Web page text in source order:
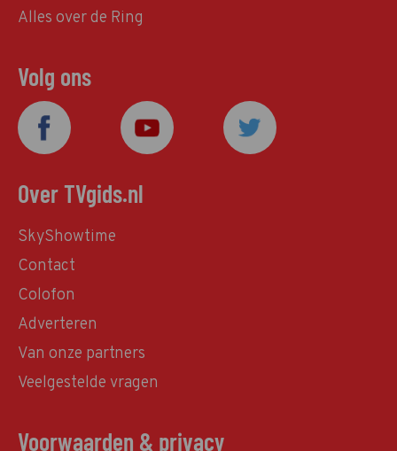
Alles over de Ring
Volg ons
Over TVgids.nl
SkyShowtime
Contact
Colofon
Adverteren
Van onze partners
Veelgestelde vragen
Voorwaarden & privacy